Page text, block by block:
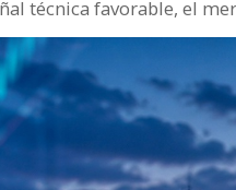
técnica favorable, el